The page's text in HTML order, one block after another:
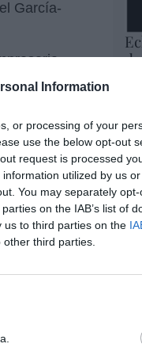
Information
or processing of your
use the below opt-out
request is processed
utilized by us
You may separately
on the IAB’s list of
us to third parties on the
third parties.
García-
a la
-
la UCO de
así
de entre 5
-que
euros por
por
y